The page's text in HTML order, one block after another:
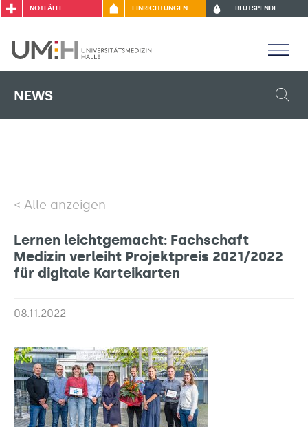
NOTFÄLLE EINRICHTUNGEN BLUTSPENDE
NEWS
Alle anzeigen
Lernen leichtgemacht: Fachschaft
Medizin verleiht Projektpreis 2021/2022
für digitale Karteikarten
08.11.2022